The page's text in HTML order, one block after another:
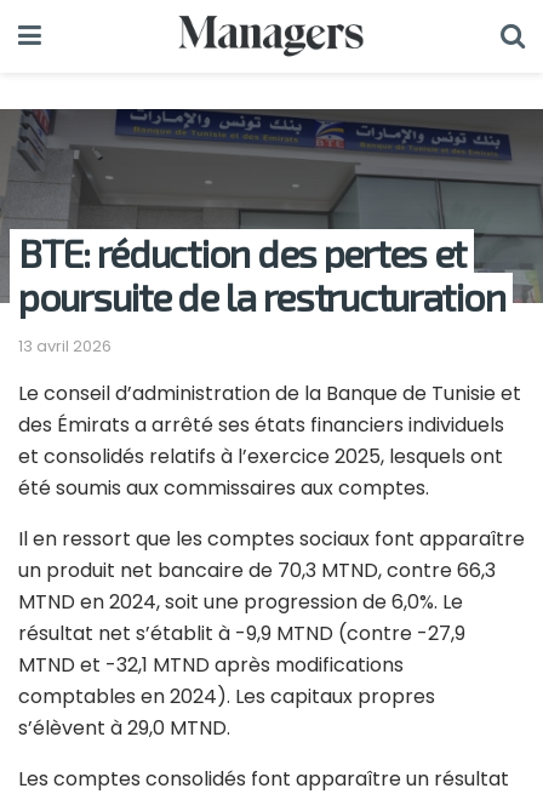
BTE: réduction des pertes et
poursuite de la restructuration
13 avril 2026
Le conseil d’administration de la Banque de Tunisie et
des Émirats a arrêté ses états financiers individuels
et consolidés relatifs à l’exercice 2025, lesquels ont
été soumis aux commissaires aux comptes.
Il en ressort que les comptes sociaux font apparaître
un produit net bancaire de 70,3 MTND, contre 66,3
MTND en 2024, soit une progression de 6,0%. Le
résultat net s’établit à -9,9 MTND (contre -27,9
MTND et -32,1 MTND après modifications
comptables en 2024). Les capitaux propres
s’élèvent à 29,0 MTND.
Les comptes consolidés font apparaître un résultat